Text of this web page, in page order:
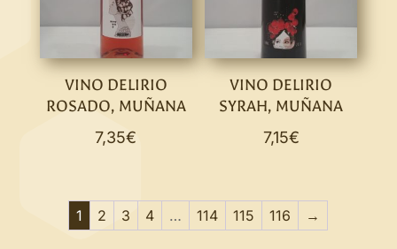
VINO DELIRIO
ROSADO, MUÑANA
7,35€
VINO DELIRIO
SYRAH, MUÑANA
7,15€
1 2 3 4 … 114 115 116 →